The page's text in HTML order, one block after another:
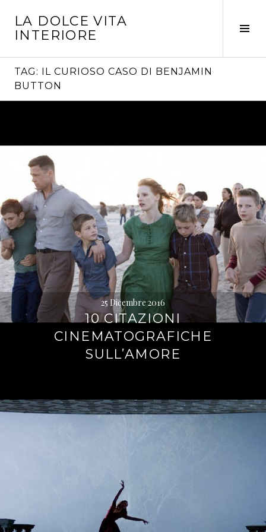
contenuto
LA DOLCE VITA
INTERIORE
TAG: IL CURIOSO CASO DI BENJAMIN
BUTTON
25 Dicembre 2016
10 CITAZIONI
CINEMATOGRAFICHE
SULL’AMORE